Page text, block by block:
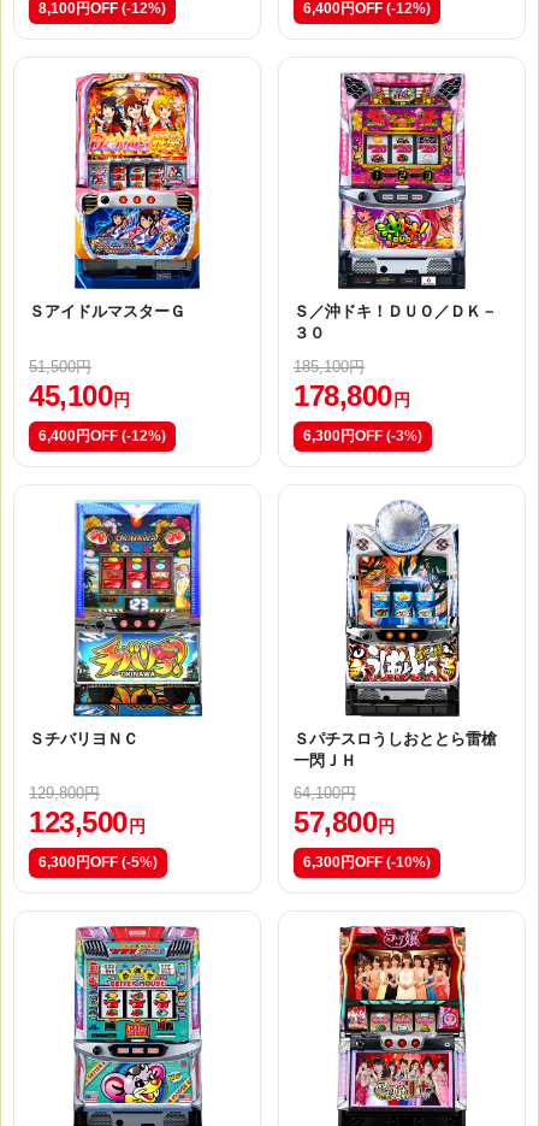
8,100円OFF (-12%) 6,400円OFF (-12%)
ＳアイドルマスターＧ
51,500円
45,100 円
6,400円OFF (-12%)
Ｓ／沖ドキ！ＤＵＯ／ＤＫ－
３０
185,100円
178,800 円
6,300円OFF (-3%)
ＳチバリヨＮＣ
129,800円
123,500 円
6,300円OFF (-5%)
Ｓパチスロうしおととら雷槍
一閃ＪＨ
64,100円
57,800 円
6,300円OFF (-10%)